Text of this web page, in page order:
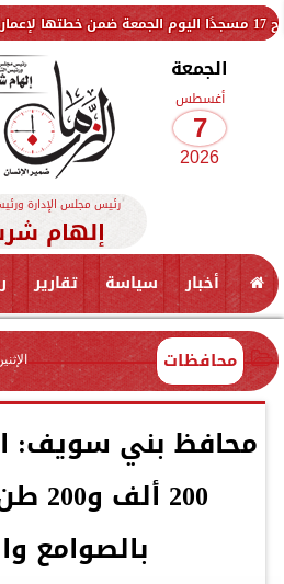
الجمعة
أغسطس
7
2026
رئيس مجلس الإدارة
إلهام
أخبار سياسة تقارير
محافظات الإثنين، 6
محافظ بني سويف:
200
بالصوامع